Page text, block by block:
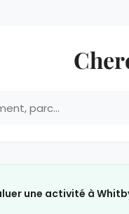
une activité à